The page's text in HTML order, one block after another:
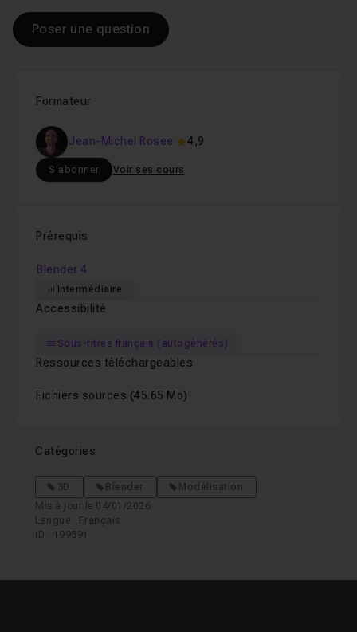
Formateur
Jean-Michel Rosee 4,9
S'abonner Voir ses cours
Prérequis
Blender 4
Intermédiaire
Accessibilité
Sous-titres français (autogénérés)
Ressources téléchargeables
Fichiers sources (45.65 Mo)
Catégories
3D Blender
Modélisation
Mis à jour le 04/01/2026
Langue : Français
ID : 199591
Poser une question